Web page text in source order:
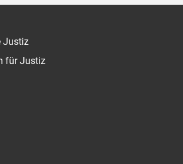
Justiz
für Justiz